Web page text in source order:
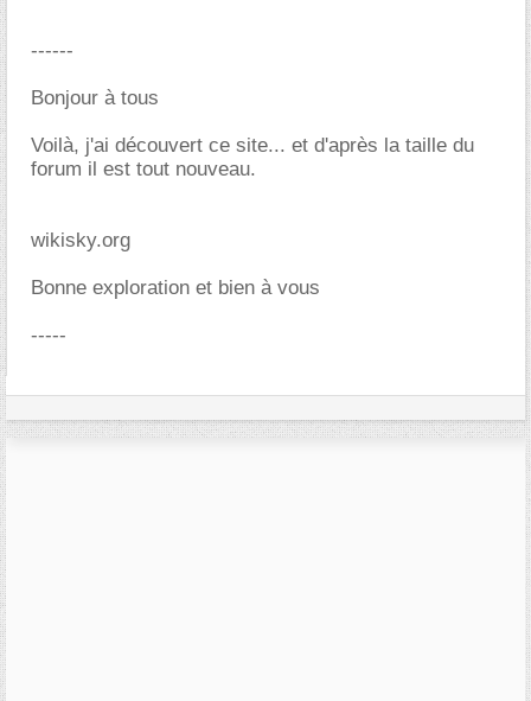
------
Bonjour à tous
Voilà, j'ai découvert ce site... et d'après la taille du
forum il est tout nouveau.
wikisky.org
Bonne exploration et bien à vous
-----